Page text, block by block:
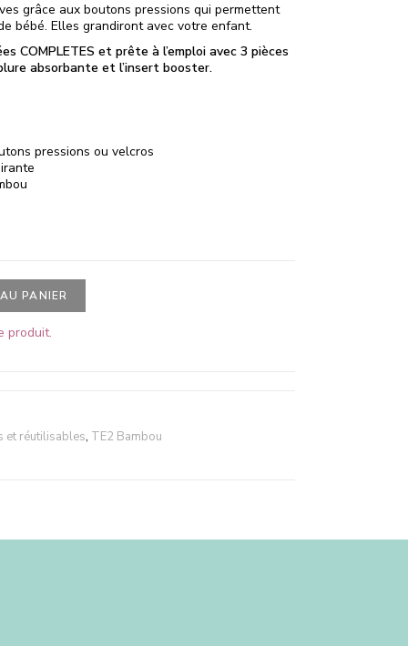
grâce aux boutons pressions qui permettent
bébé. Elles grandiront avec votre enfant.
COMPLETES et prête à l’emploi avec 3 pièces
absorbante et l’insert booster.
pressions ou velcros
PANIER
produit.
et réutilisables, TE2 Bambou